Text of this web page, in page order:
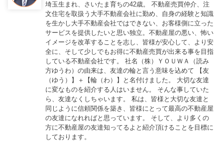
埼玉生まれ、さいたま育ちの42歳。 不動産売買仲介、注
文住宅を取扱う大手不動産会社に勤め、自身の経験と知識
を生かし大手不動産会社ではできない、お客様側に立った
サービスを提供したいと思い独立。不動産屋の悪い、怖い
イメージを改革することを志し、皆様が安心して、より安
全に、そして少しでもお得に不動産売買が出来る事を目指
している不動産会社です。 社名（株）ＹＯＵＷＡ（読み
方ゆうわ）の由来は、友達の輪と言う意味を込めて 【友
（ゆう）】＋【輪（わ）】と名付けました。 大切な友達
に変なものを紹介する人はいません。 そんな事していた
ら、友達なくしちゃいます。 私は、皆様と大切な友達と
同じように信頼関係を築き、皆様にとって最高の不動産屋
の友達になれればと思っています。 そして、より多くの
方に不動産屋の友達知ってるよと紹介頂けることを目標に
しております。